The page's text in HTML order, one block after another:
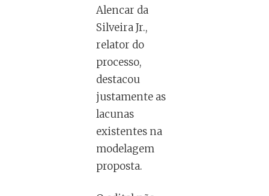
Alencar da
Silveira Jr.,
relator do
processo,
destacou
justamente as
lacunas
existentes na
modelagem
proposta.